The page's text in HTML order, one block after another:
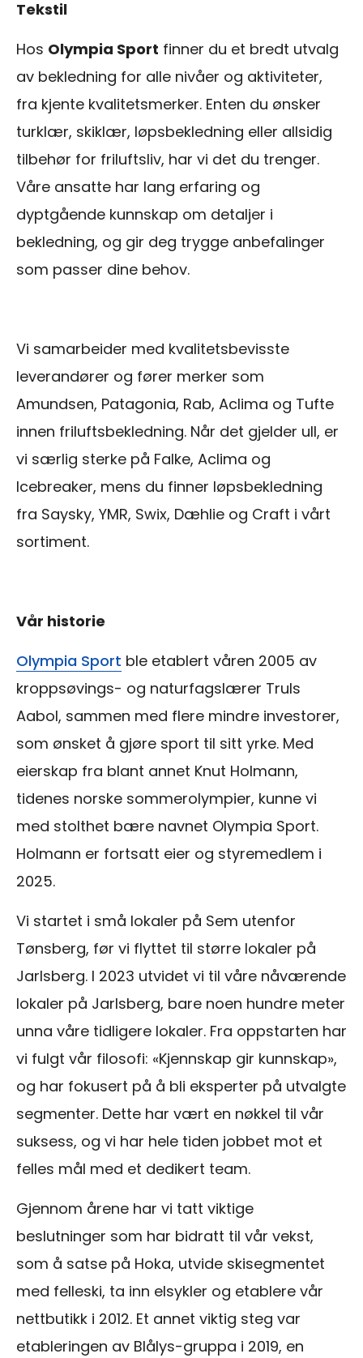
Tekstil
Hos Olympia Sport finner du et bredt utvalg
av bekledning for alle nivåer og aktiviteter,
fra kjente kvalitetsmerker. Enten du ønsker
turklær, skiklær, løpsbekledning eller allsidig
tilbehør for friluftsliv, har vi det du trenger.
Våre ansatte har lang erfaring og
dyptgående kunnskap om detaljer i
bekledning, og gir deg trygge anbefalinger
som passer dine behov.
Vi samarbeider med kvalitetsbevisste
leverandører og fører merker som
Amundsen, Patagonia, Rab, Aclima og Tufte
innen friluftsbekledning. Når det gjelder ull, er
vi særlig sterke på Falke, Aclima og
Icebreaker, mens du finner løpsbekledning
fra Saysky, YMR, Swix, Dæhlie og Craft i vårt
sortiment.
Vår historie
Olympia Sport ble etablert våren 2005 av
kroppsøvings- og naturfagslærer Truls
Aabol, sammen med flere mindre investorer,
som ønsket å gjøre sport til sitt yrke. Med
eierskap fra blant annet Knut Holmann,
tidenes norske sommerolympier, kunne vi
med stolthet bære navnet Olympia Sport.
Holmann er fortsatt eier og styremedlem i
2025.
Vi startet i små lokaler på Sem utenfor
Tønsberg, før vi flyttet til større lokaler på
Jarlsberg. I 2023 utvidet vi til våre nåværende
lokaler på Jarlsberg, bare noen hundre meter
unna våre tidligere lokaler. Fra oppstarten har
vi fulgt vår filosofi: «Kjennskap gir kunnskap»,
og har fokusert på å bli eksperter på utvalgte
segmenter. Dette har vært en nøkkel til vår
suksess, og vi har hele tiden jobbet mot et
felles mål med et dedikert team.
Gjennom årene har vi tatt viktige
beslutninger som har bidratt til vår vekst,
som å satse på Hoka, utvide skisegmentet
med felleski, ta inn elsykler og etablere vår
nettbutikk i 2012. Et annet viktig steg var
etableringen av Blålys-gruppa i 2019, en